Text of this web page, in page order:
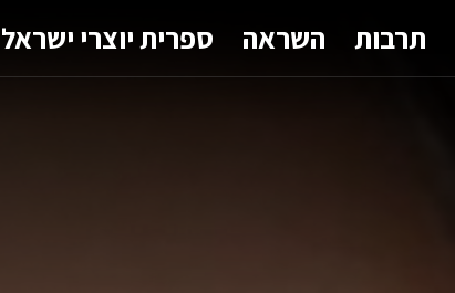
תרבות השראה ספרית יוצרי ישראל